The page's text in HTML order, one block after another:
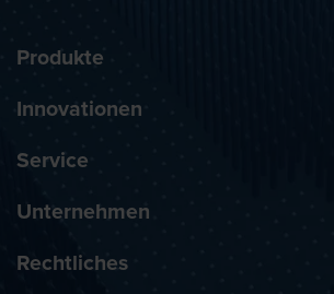
Produkte
Innovationen
Service
Unternehmen
Rechtliches